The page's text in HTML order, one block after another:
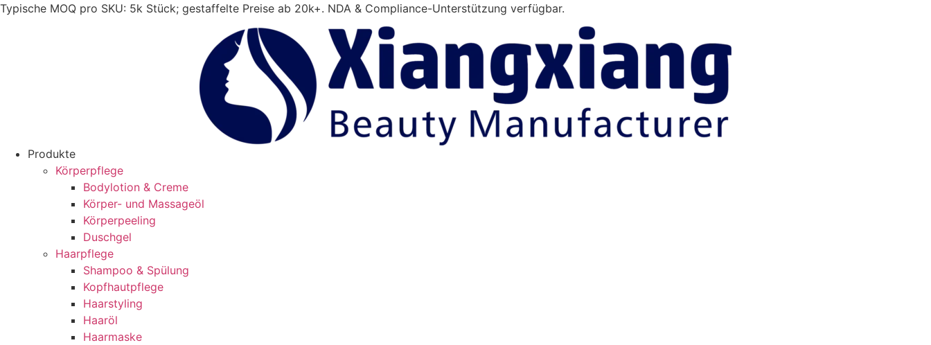
Zum
Typische MOQ pro SKU: 5k Stück; gestaffelte Preise ab 20k+. NDA & Compliance-Unterstützung verfügbar.
Produkte
Körperpflege
Bodylotion & Creme
Körper- und Massageöl
Körperpeeling
Duschgel
Haarpflege
Shampoo & Spülung
Kopfhautpflege
Haarstyling
Haaröl
Haarmaske